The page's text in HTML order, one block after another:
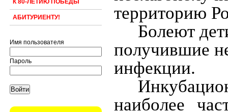
К 80-ЛЕТИЮ ПОБЕДЫ
АБИТУРИЕНТУ!
Имя пользователя
Пароль
территорию
Болеют
получившие
инфекции.
наиболее